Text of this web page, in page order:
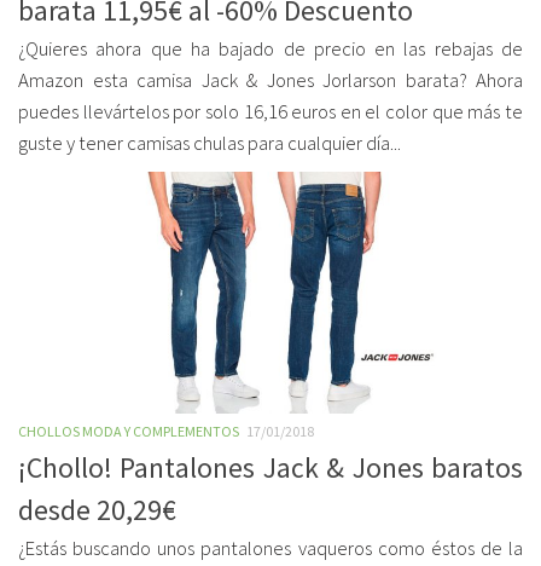
barata 11,95€ al -60% Descuento
¿Quieres ahora que ha bajado de precio en las rebajas de
Amazon esta camisa Jack & Jones Jorlarson barata? Ahora
puedes llevártelos por solo 16,16 euros en el color que más te
guste y tener camisas chulas para cualquier día...
CHOLLOS MODA Y COMPLEMENTOS 17/01/2018
¡Chollo! Pantalones Jack & Jones baratos
desde 20,29€
¿Estás buscando unos pantalones vaqueros como éstos de la